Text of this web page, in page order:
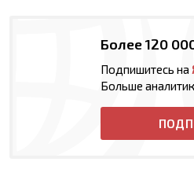
Более 120
Подпишитесь на
Больше